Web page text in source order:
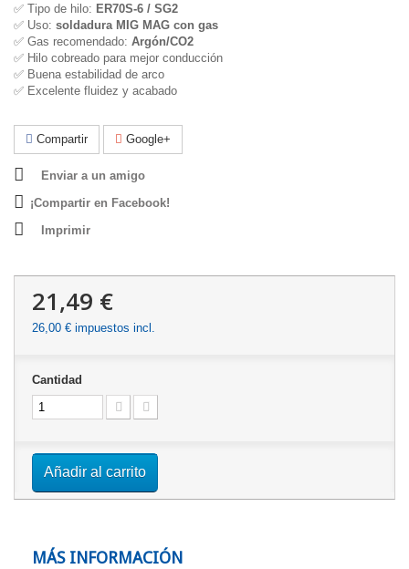
✅ Tipo de hilo: ER70S-6 / SG2
✅ Uso: soldadura MIG MAG con gas
✅ Gas recomendado: Argón/CO2
✅ Hilo cobreado para mejor conducción
✅ Buena estabilidad de arco
✅ Excelente fluidez y acabado
Compartir Google+
Enviar a un amigo
¡Compartir en Facebook!
Imprimir
21,49 €
26,00 € impuestos incl.
Cantidad
Añadir al carrito
MÁS INFORMACIÓN